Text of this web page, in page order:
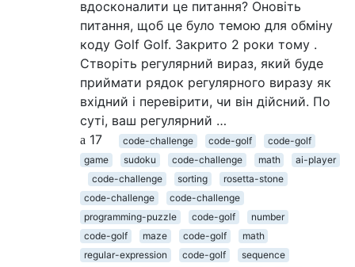
вдосконалити це питання? Оновіть
питання, щоб це було темою для обміну
коду Golf Golf. Закрито 2 роки тому .
Створіть регулярний вираз, який буде
приймати рядок регулярного виразу як
вхідний і перевірити, чи він дійсний. По
суті, ваш регулярний …
17
code-challenge code-golf
code-golf
game
sudoku code-challenge math
ai-player
code-challenge
sorting
rosetta-stone
code-challenge
code-challenge
programming-puzzle
code-golf
number
code-golf
maze code-golf
math
regular-expression
code-golf
sequence